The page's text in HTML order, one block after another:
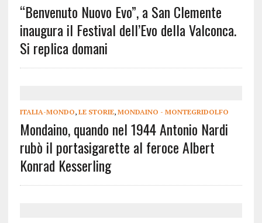
“Benvenuto Nuovo Evo”, a San Clemente
inaugura il Festival dell’Evo della Valconca.
Si replica domani
ITALIA-MONDO, LE STORIE, MONDAINO - MONTEGRIDOLFO
Mondaino, quando nel 1944 Antonio Nardi
rubò il portasigarette al feroce Albert
Konrad Kesserling